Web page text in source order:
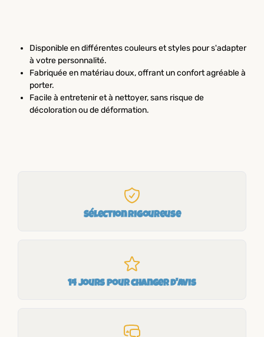
Disponible en différentes couleurs et styles pour s'adapter
à votre personnalité.
Fabriquée en matériau doux, offrant un confort agréable à
porter.
Facile à entretenir et à nettoyer, sans risque de
décoloration ou de déformation.
Sélection rigoureuse
14 jours pour changer d'avis